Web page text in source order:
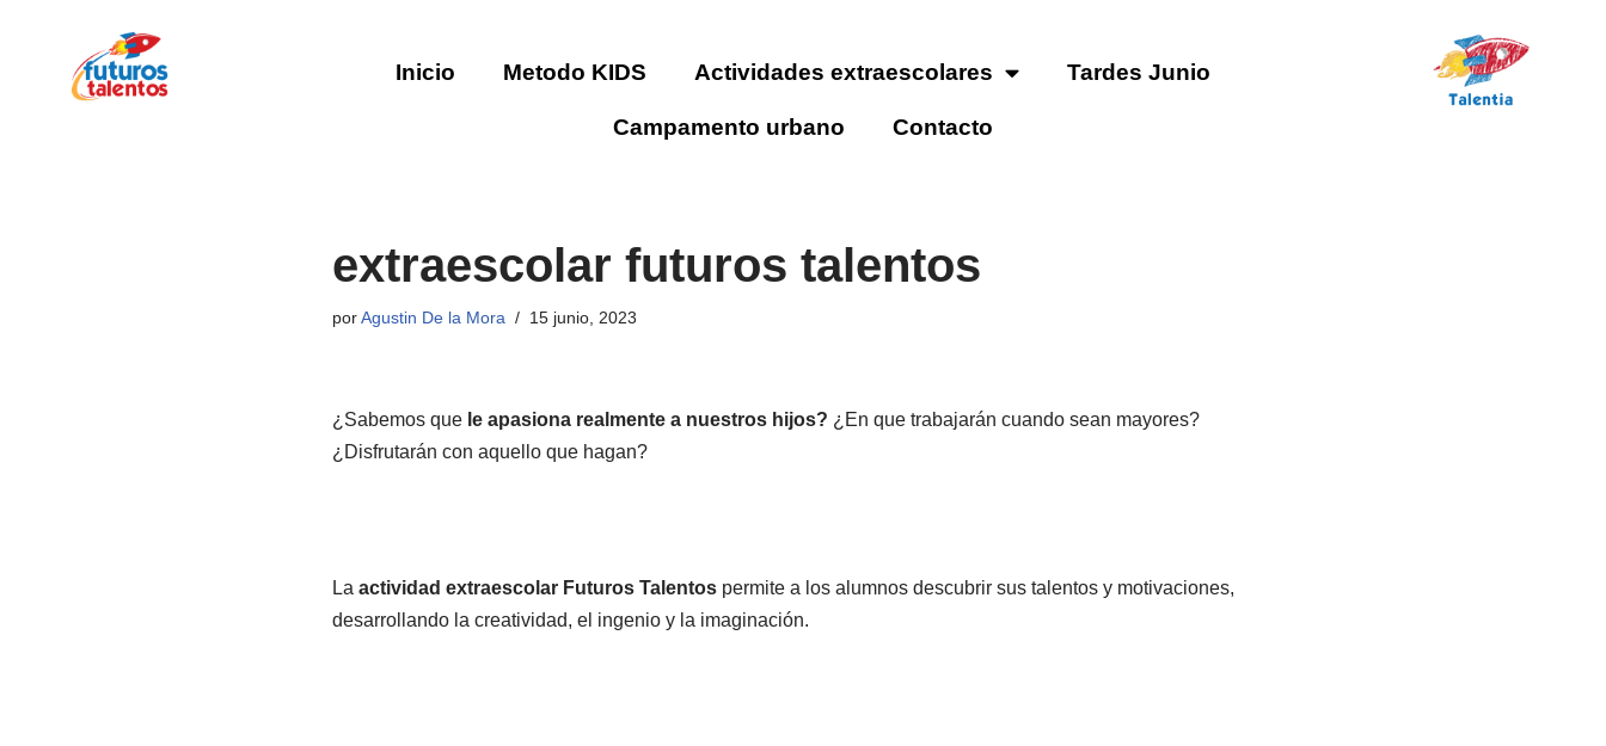
Inicio Metodo KIDS Actividades extraescolares Tardes Junio
Campamento urbano Contacto
extraescolar futuros talentos
porAgustin De la Mora 15 junio, 2023
¿Sabemos que le apasiona realmente a nuestros hijos? ¿En que trabajarán cuando sean mayores?
¿Disfrutarán con aquello que hagan?
La actividad extraescolar Futuros Talentospermite a los alumnos descubrir sus talentos y motivaciones,
desarrollando la creatividad, el ingenio y la imaginación.